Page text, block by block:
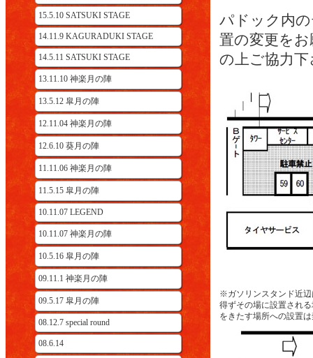
15.5.10 SATSUKI STAGE
14.11.9 KAGURADUKI STAGE
14.5.11 SATSUKI STAGE
13.11.10 神楽月の陣
13.5.12 皐月の陣
12.11.04 神楽月の陣
12.6.10 葵月の陣
11.11.06 神楽月の陣
11.5.15 皐月の陣
10.11.07 LEGEND
10.11.07 神楽月の陣
10.5.16 皐月の陣
09.11.1 神楽月の陣
09.5.17 皐月の陣
08.12.7 special round
08.6.14
パドック内
置の変更を
の上ご協力
※ガソリンスタンド近辺
得ずその場に設置され
をきたす場所への設置